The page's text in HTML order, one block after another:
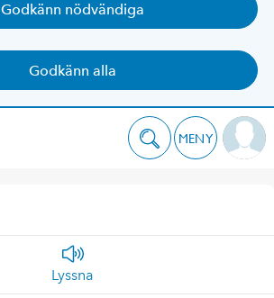
Godkänn nödvändiga
Godkänn alla
MENY
Lyssna